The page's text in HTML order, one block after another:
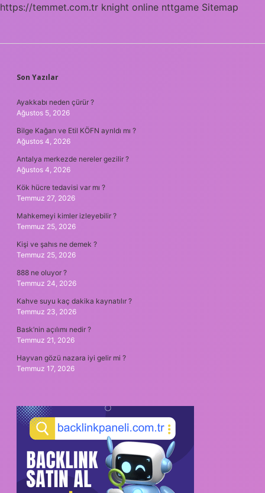
https://temmet.com.tr knight online nttgame Sitemap
SIDEBAR
Son Yazılar
Ayakkabı neden çürür ?
Ağustos 5, 2026
Bilge Kağan ve Etil KÖFN ayrıldı mı ?
Ağustos 4, 2026
Antalya merkezde nereler gezilir ?
Ağustos 4, 2026
Kök hücre tedavisi var mı ?
Temmuz 27, 2026
Mahkemeyi kimler izleyebilir ?
Temmuz 25, 2026
Kişi ve şahıs ne demek ?
Temmuz 25, 2026
888 ne oluyor ?
Temmuz 24, 2026
Kahve suyu kaç dakika kaynatılır ?
Temmuz 23, 2026
Bask’nin açılımı nedir ?
Temmuz 21, 2026
Hayvan gözü nazara iyi gelir mi ?
Temmuz 17, 2026